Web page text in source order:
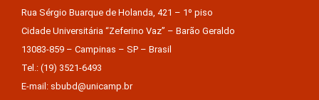
Rua Sérgio Buarque de Holanda, 421 – 1º piso
Cidade Universitária “Zeferino Vaz” – Barão Geraldo
13083-859 – Campinas – SP – Brasil
Tel.: (19) 3521-6493
E-mail: sbubd@unicamp.br